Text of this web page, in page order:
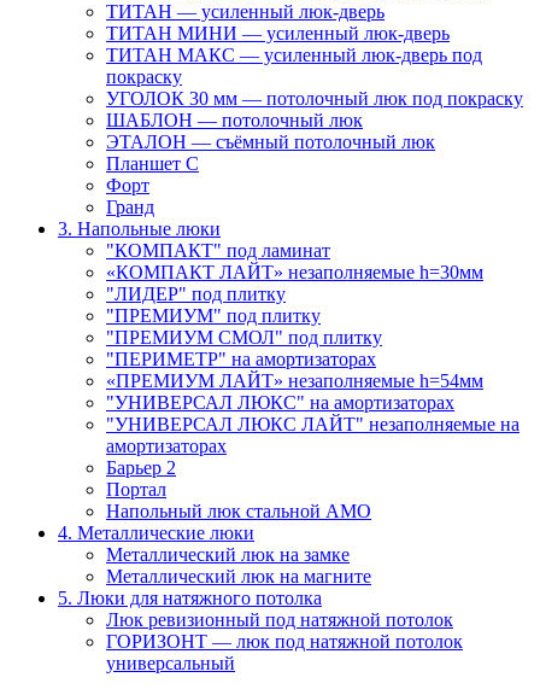
ТИТАН — усиленный люк-дверь
ТИТАН МИНИ — усиленный люк-дверь
ТИТАН МАКС — усиленный люк-дверь под
покраску
УГОЛОК 30 мм — потолочный люк под покраску
ШАБЛОН — потолочный люк
ЭТАЛОН — съёмный потолочный люк
Планшет С
Форт
Гранд
3. Напольные люки
"КОМПАКТ" под ламинат
«КОМПАКТ ЛАЙТ» незаполняемые h=30мм
"ЛИДЕР" под плитку
"ПРЕМИУМ" под плитку
"ПРЕМИУМ СМОЛ" под плитку
"ПЕРИМЕТР" на амортизаторах
«ПРЕМИУМ ЛАЙТ» незаполняемые h=54мм
"УНИВЕРСАЛ ЛЮКС" на амортизаторах
"УНИВЕРСАЛ ЛЮКС ЛАЙТ" незаполняемые на
амортизаторах
Барьер 2
Портал
Напольный люк стальной АМО
4. Металлические люки
Металлический люк на замке
Металлический люк на магните
5. Люки для натяжного потолка
Люк ревизионный под натяжной потолок
ГОРИЗОНТ — люк под натяжной потолок
универсальный